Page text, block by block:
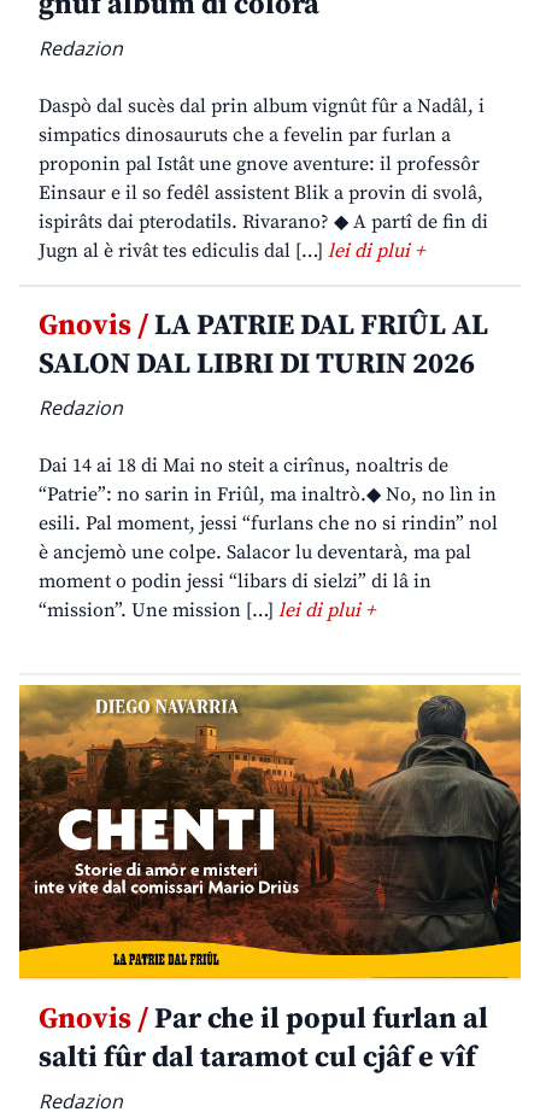
Redazion
Daspò dal sucès dal prin album vignût fûr a Nadâl, i
simpatics dinosauruts che a fevelin par furlan a
proponin pal Istât une gnove aventure: il professôr
Einsaur e il so fedêl assistent Blik a provin di svolâ,
ispirâts dai pterodatils. Rivarano? ◆ A partî de fin di
Jugn al è rivât tes ediculis dal […] lei di plui +
Gnovis /LA PATRIE DAL FRIÛL AL
SALON DAL LIBRI DI TURIN 2026
Redazion
Dai 14 ai 18 di Mai no steit a cirînus, noaltris de
“Patrie”: no sarin in Friûl, ma inaltrò.◆ No, no lìn in
esili. Pal moment, jessi “furlans che no si rindin” nol
è ancjemò une colpe. Salacor lu deventarà, ma pal
moment o podin jessi “libars di sielzi” di lâ in
“mission”. Une mission […] lei di plui +
Gnovis /Par che il popul furlan al
salti fûr dal taramot cul cjâf e vîf
Redazion